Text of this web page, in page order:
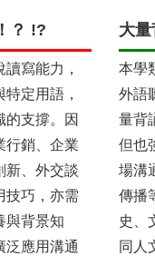
？ !?
寫能力，
定用語，
的支撐。因
行銷、企業
新、外交談
技巧，亦需
與背景知
泛應用溝通
大
本學
外語
量背
但也
場溝
傳播
史、
同人